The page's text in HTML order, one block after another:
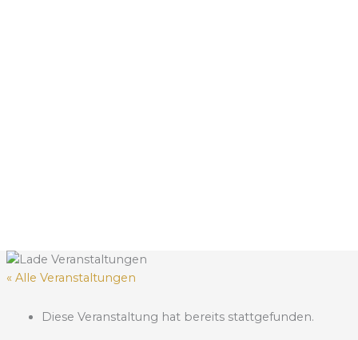
« Alle Veranstaltungen
Diese Veranstaltung hat bereits stattgefunden.